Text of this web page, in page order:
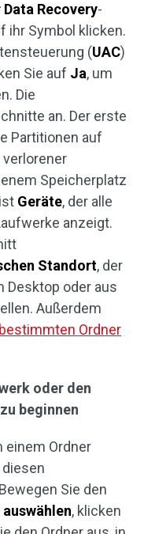
Recovery-
ihr Symbol klicken.
(UAC)
Sie auf Ja, um
Die
an. Der erste
Partitionen auf
Speicherplatz
Geräte, der alle
anzeigt.
Standort, der
Desktop oder aus
Außerdem
Ordner
oder den
beginnen
einem Ordner
Sie den
, klicken